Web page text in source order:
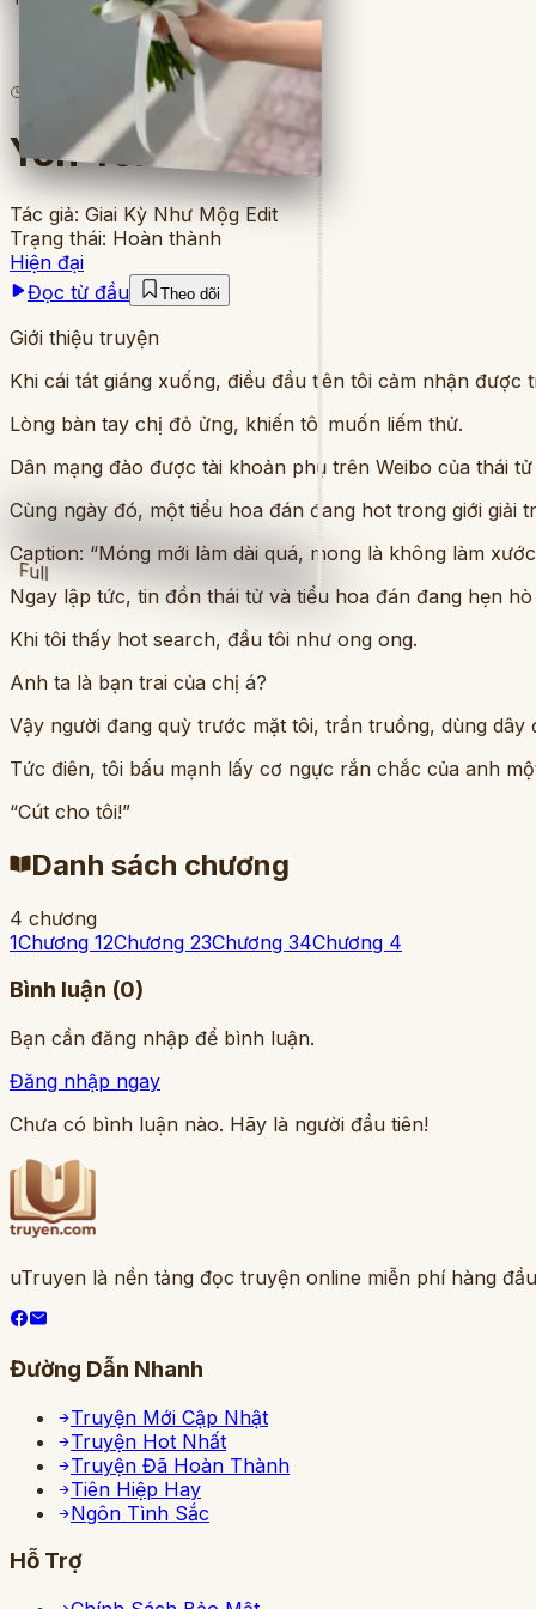
Full
4chương
Yên Yên
Tác giả: Giai Kỳ Như Mộg Edit
Trạng thái: Hoàn thành
Hiện đại
Đọc từ đầu
Theo dõi
Giới thiệu truyện
Khi cái tát giáng xuống, điều đầu tiên tôi cảm nhận được
Lòng bàn tay chị đỏ ửng, khiến tôi muốn liếm thử.
Dân mạng đào được tài khoản phụ trên Weibo của thái
Cùng ngày đó, một tiểu hoa đán đang hot trong giới
Caption: “Móng mới làm dài quá, mong là không làm
Ngay lập tức, tin đồn thái tử và tiểu hoa đán đang hẹn
Khi tôi thấy hot search, đầu tôi như ong ong.
Anh ta là bạn trai của chị á?
Vậy người đang quỳ trước mặt tôi, trần truồng, dùng
Tức điên, tôi bấu mạnh lấy cơ ngực rắn chắc của anh
“Cút cho tôi!”
Danh sách chương
4 chương
1Chương 12Chương 23Chương 34Chương 4
Bình luận (0)
Bạn cần đăng nhập để bình luận.
Đăng nhập ngay
Chưa có bình luận nào. Hãy là người đầu tiên!
uTruyen là nền tảng đọc truyện online miễn phí hàng
Đường Dẫn Nhanh
Truyện Mới Cập Nhật
Truyện Hot Nhất
Truyện Đã Hoàn Thành
Tiên Hiệp Hay
Ngôn Tình Sắc
Hỗ Trợ